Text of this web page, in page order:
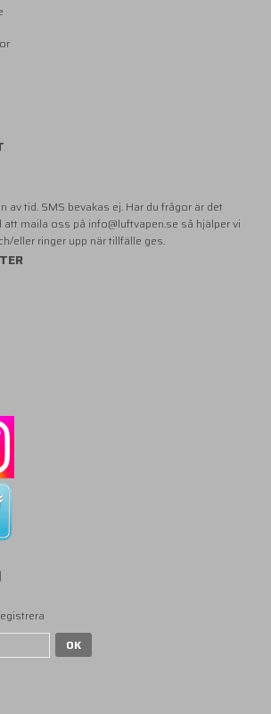
av tid. SMS bevakas ej. Har du frågor är det
maila oss på info@luftvapen.se så hjälper vi
eller ringer upp när tillfälle ges.
OK